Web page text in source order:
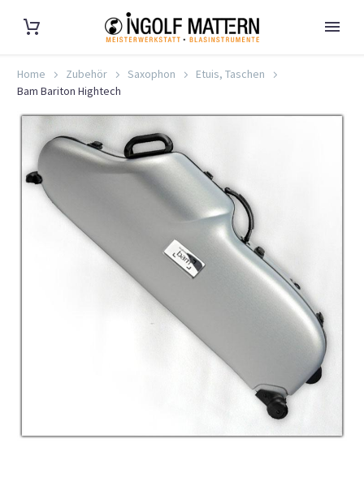
Home Zubehör Saxophon
Etuis, Taschen
Bam Bariton Hightech